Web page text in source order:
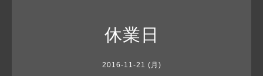
休業日
2016-11-21 (月)